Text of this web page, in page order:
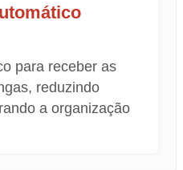
para receber as
reduzindo
a organização